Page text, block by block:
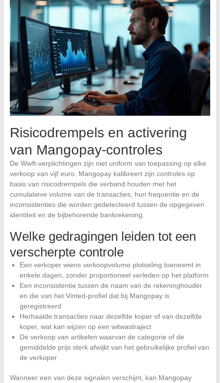
Risicodrempels en activering
van Mangopay-controles
De Wwft-verplichtingen zijn niet uniform van toepassing op elke
verkoop van vijf euro. Mangopay kalibreert zijn controles op
basis van risicodrempels die verband houden met het
cumulatieve volume van de transacties, hun frequentie en de
inconsistenties die worden gedetecteerd tussen de opgegeven
identiteit en de bijbehorende bankrekening.
Welke gedragingen leiden tot een
verscherpte controle
Een verkoper wiens verkoopvolume plotseling toeneemt in
enkele dagen, zonder proportioneel verleden op het platform
Een inconsistentie tussen de naam van de rekeninghouder
en die van het Vinted-profiel dat bij Mangopay is
geregistreerd
Herhaalde transacties naar dezelfde koper of van dezelfde
koper, wat kan wijzen op een witwastraject
De verkoop van artikelen waarvan de categorie of de
gemiddelde prijs sterk afwijkt van het gebruikelijke profiel van
de verkoper
Wanneer een van deze signalen verschijnt, kan Mangopay